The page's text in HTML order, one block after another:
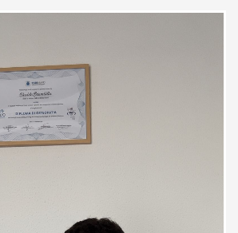
Oltre alla grande
professionale,
molto anche l’attenzione
verso il paziente.
meglio. Lo